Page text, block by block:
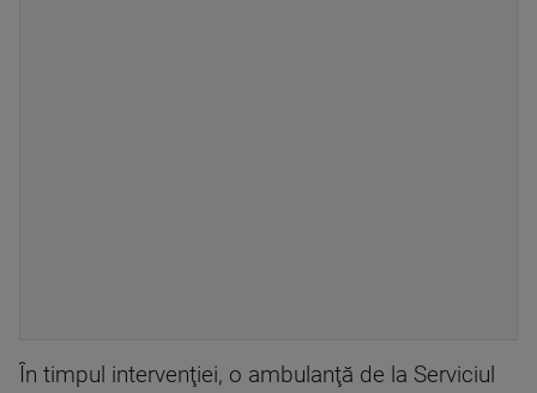
În timpul intervenţiei, o ambulanţă de la Serviciul